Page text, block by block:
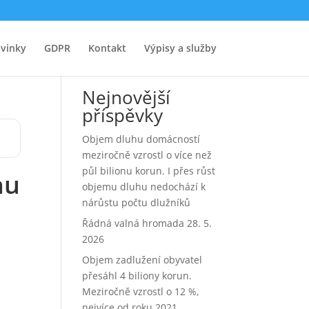
GDPR Kontakt Výpisy a služby
Hledat
Nejnovější
příspěvky
Objem dluhu domácností
meziročně vzrostl o více než
půl bilionu korun. I přes růst
objemu dluhu nedochází k
nárůstu počtu dlužníků
Řádná valná hromada 28. 5.
2026
Objem zadlužení obyvatel
přesáhl 4 biliony korun.
Meziročně vzrostl o 12 %,